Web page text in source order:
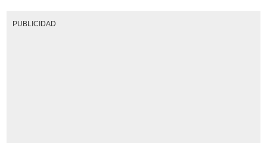
PUBLICIDAD